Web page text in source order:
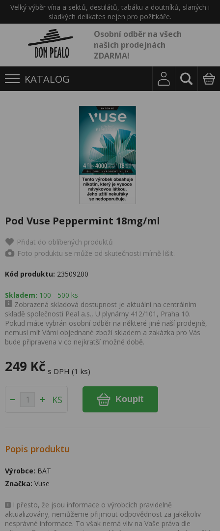
Velký výběr vína a sektů, destilátů, tabáku a doutníků, slaných i
sladkých delikates nejen pro požitkáře.
Osobní odběr na všech
našich prodejnách
ZDARMA!
KATALOG
Pod Vuse Peppermint 18mg/ml
Přidat do oblíbených produktů
Foto produktu se může od skutečnosti mírně lišit.
Kód produktu: 23509200
Skladem: 100 - 500 ks
Zobrazená skladová dostupnost je aktuální na centrálním
skladě společnosti Peal a.s., U plynárny 412/101, Praha 10.
Pokud máte vybrán osobní odběr na některé jiné naší prodejně,
nemusí mít Vámi objednané zboží skladem a zakázka pro Vás
bude připravena v co nejkratší možné době.
249 Kč s DPH (1 ks)
KS Koupit
Popis produktu
Výrobce: BAT
Značka: Vuse
I přesto, že jsou informace o výrobcích pravidelně
aktualizovány, nemůžeme přijmout odpovědnost za jakékoliv
nesprávné informace. To však nemá vliv na Vaše práva dle